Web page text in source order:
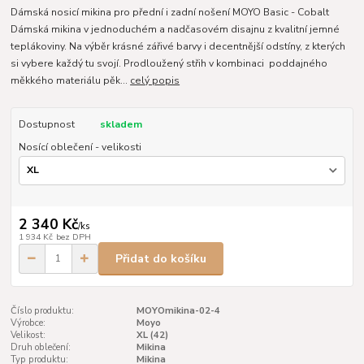
Dámská nosicí mikina pro přední i zadní nošení MOYO Basic - Cobalt
Dámská mikina v jednoduchém a nadčasovém disajnu z kvalitní jemné
teplákoviny. Na výběr krásné zářivé barvy i decentnější odstíny, z kterých
si vybere každý tu svojí. Prodloužený střih v kombinaci poddajného
měkkého materiálu pěk... celý popis
Dostupnost
skladem
Nosící oblečení - velikosti
2 340 Kč/ks
1 934 Kč bez DPH
Přidat do košíku
Číslo produktu:
MOYOmikina-02-4
Výrobce:
Moyo
Velikost:
XL (42)
Druh oblečení:
Mikina
Typ produktu:
Mikina